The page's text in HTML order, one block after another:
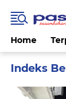
Home